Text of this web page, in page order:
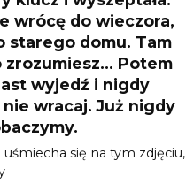
wrócę do wieczora,
starego domu. Tam
zrozumiesz… Potem
wyjedź i nigdy
wracaj. Już nigdy
się na tym zdjęciu,